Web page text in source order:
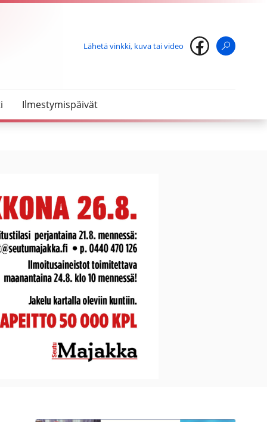
Lähetä vinkki, kuva tai video
Ilmestymispäivät